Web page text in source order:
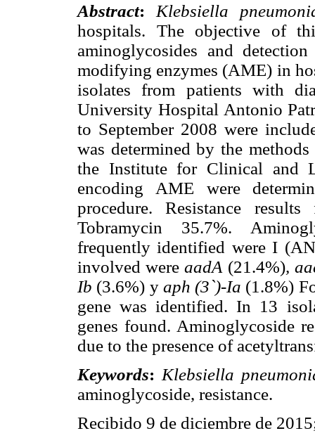
Abstract:
Klebsiella
hospitals. The objective of
aminoglycosides and
modifying enzymes (AME) in
isolates from patients with
University Hospital Antonio
to September 2008 were
was determined by the
the Institute for Clinical and
encoding AME were
procedure. Resistance
Tobramycin 35.7%.
frequently identified were I
involved wereaadA (21.4%),
Ib (3.6%) y aph (3`)-Ia (1.8%)
gene was identified. In 13
genes found. Aminoglycoside
due to the presence of
Keywords: Klebsiella
aminoglycoside, resistance.
Recibido 9 de diciembre de